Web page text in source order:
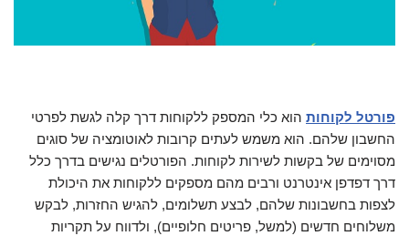
פורטל לקוחות הוא כלי המספק ללקוחות דרך קלה לגשת לפרטי
החשבון שלהם. הוא משמש לעתים קרובות לאוטומציה של סוגים
מסוימים של בקשות לשירות לקוחות. הפורטלים נגישים בדרך כלל
דרך דפדפן אינטרנט ורבים מהם מספקים ללקוחות את היכולת
לצפות בחשבונות שלהם, לבצע תשלומים, להגיש החזרות, לבקש
משלוחים חדשים (למשל, פריטים חלופיים), ולדווח על תקריות